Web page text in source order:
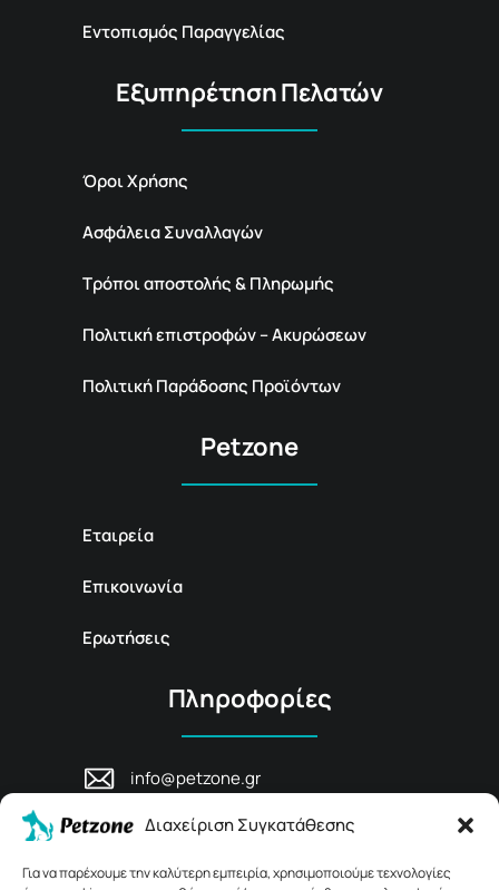
Διαχείριση Συγκατάθεσης
Για να παρέχουμε την καλύτερη εμπειρία, χρησιμοποιούμε τεχνολογίες
Εντοπισμός Παραγγελίας
Εξυπηρέτηση Πελατών
Όροι Χρήσης
Ασφάλεια Συναλλαγών
Τρόποι αποστολής & Πληρωμής
Πολιτική επιστροφών – Ακυρώσεων
Πολιτική Παράδοσης Προϊόντων
Petzone
Εταιρεία
Επικοινωνία
Ερωτήσεις
Πληροφορίες
info@petzone.gr
Ρέθυμνο, Κρήτη